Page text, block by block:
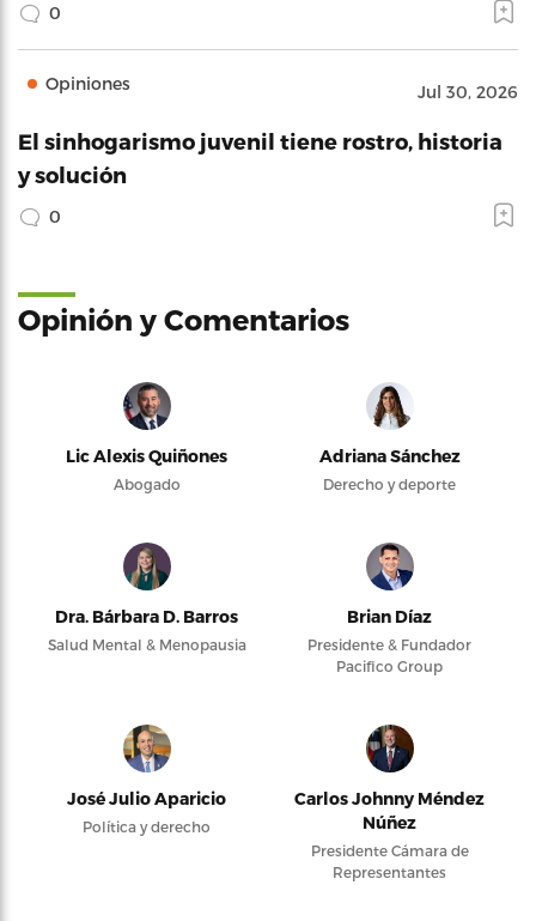
0
Opiniones Jul 30, 2026
El sinhogarismo juvenil tiene rostro, historia
y solución
0
Opinión y Comentarios
Lic Alexis Quiñones
Abogado
Adriana Sánchez
Derecho y deporte
Dra. Bárbara D. Barros
Salud Mental & Menopausia
Brian Díaz
Presidente & Fundador
Pacifico Group
José Julio Aparicio
Política y derecho
Carlos Johnny Méndez
Núñez
Presidente Cámara de
Representantes